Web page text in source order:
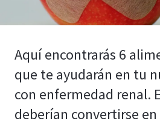
Aquí encontrarás 6
que te ayudarán en tu
con enfermedad renal.
deberían convertirse